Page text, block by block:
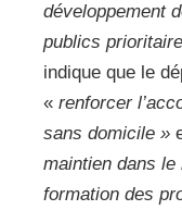
développement
publics
indique que le
« renforcer
sans domicile »
maintien dans le
formation des